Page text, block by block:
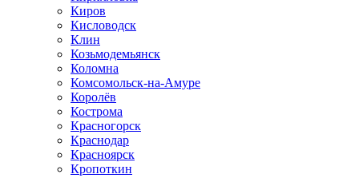
Киров
Кисловодск
Клин
Козьмодемьянск
Коломна
Комсомольск-на-Амуре
Королёв
Кострома
Красногорск
Краснодар
Красноярск
Кропоткин